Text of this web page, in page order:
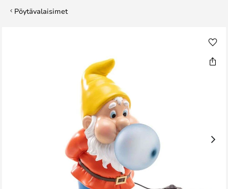
Pöytävalaisimet